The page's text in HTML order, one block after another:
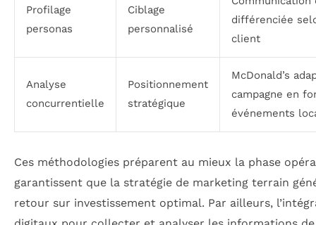
Profilage
personas
Ciblage
personnalisé
différenciée
client
Analyse
concurrentielle
Positionnement
stratégique
McDonald’s
campagne en
événements
Ces méthodologies préparent au mieux la phase
garantissent que la stratégie de marketing terrain
retour sur investissement optimal. Par ailleurs,